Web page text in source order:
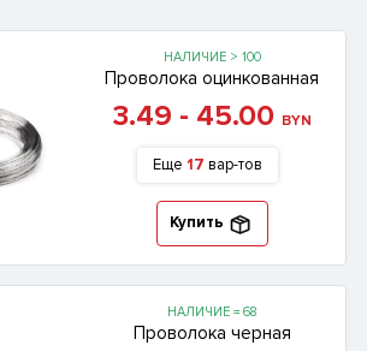
НАЛИЧИЕ > 100
Проволока оцинкованная
3.49 - 45.00 BYN
Еще 17 вар-тов
Купить
НАЛИЧИЕ = 68
Проволока черная